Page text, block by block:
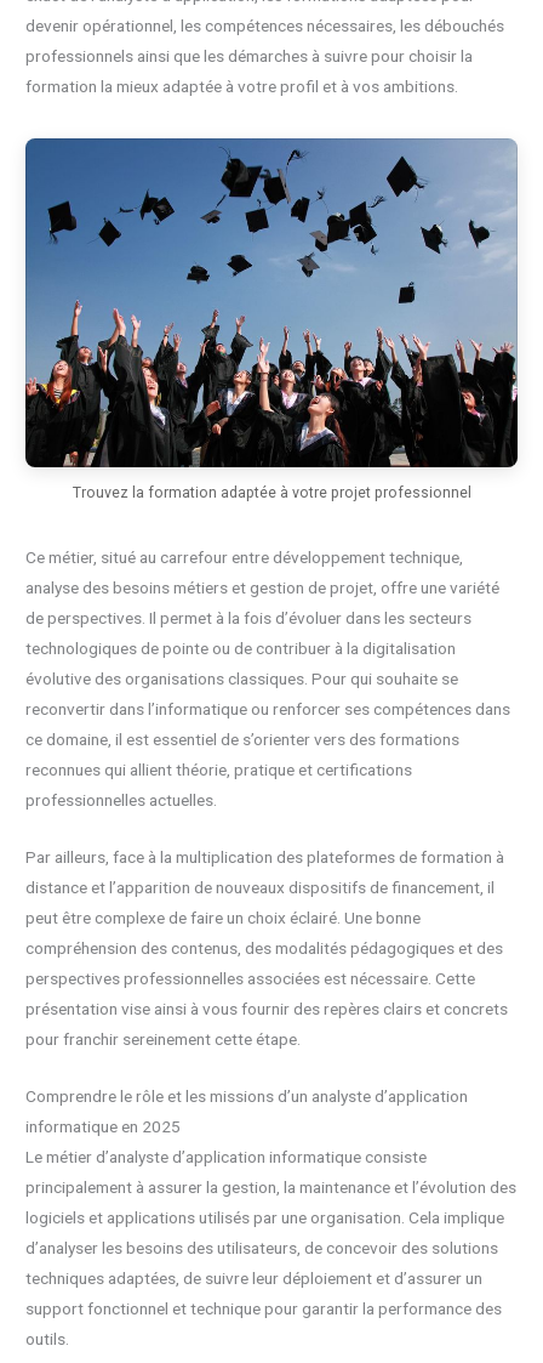
devenir opérationnel, les compétences nécessaires, les débouchés
professionnels ainsi que les démarches à suivre pour choisir la
formation la mieux adaptée à votre profil et à vos ambitions.
Trouvez la formation adaptée à votre projet professionnel
Ce métier, situé au carrefour entre développement technique,
analyse des besoins métiers et gestion de projet, offre une variété
de perspectives. Il permet à la fois d’évoluer dans les secteurs
technologiques de pointe ou de contribuer à la digitalisation
évolutive des organisations classiques. Pour qui souhaite se
reconvertir dans l’informatique ou renforcer ses compétences dans
ce domaine, il est essentiel de s’orienter vers des formations
reconnues qui allient théorie, pratique et certifications
professionnelles actuelles.
Par ailleurs, face à la multiplication des plateformes de formation à
distance et l’apparition de nouveaux dispositifs de financement, il
peut être complexe de faire un choix éclairé. Une bonne
compréhension des contenus, des modalités pédagogiques et des
perspectives professionnelles associées est nécessaire. Cette
présentation vise ainsi à vous fournir des repères clairs et concrets
pour franchir sereinement cette étape.
Comprendre le rôle et les missions d’un analyste d’application
informatique en 2025
Le métier d’analyste d’application informatique consiste
principalement à assurer la gestion, la maintenance et l’évolution des
logiciels et applications utilisés par une organisation. Cela implique
d’analyser les besoins des utilisateurs, de concevoir des solutions
techniques adaptées, de suivre leur déploiement et d’assurer un
support fonctionnel et technique pour garantir la performance des
outils.